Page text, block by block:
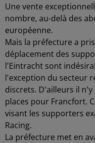
Une vente
nombre, au-delà des
européenne.
Mais la préfecture a
déplacement des
l'Eintracht sont
l'exception du secteur
discrets. D'ailleurs il
places pour Francfort.
visant les supporters
Racing.
La préfecture met en